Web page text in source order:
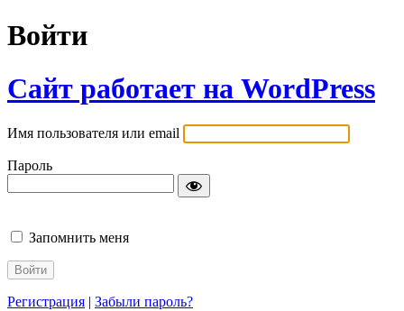
Войти
Сайт работает на WordPress
Имя пользователя или email
Пароль
Запомнить меня
Регистрация | Забыли пароль?